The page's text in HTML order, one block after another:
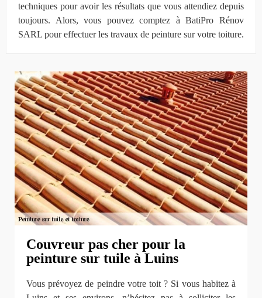
techniques pour avoir les résultats que vous attendiez depuis
toujours. Alors, vous pouvez comptez à BatiPro Rénov
SARL pour effectuer les travaux de peinture sur votre toiture.
Couvreur pas cher pour la
peinture sur tuile à Luins
Vous prévoyez de peindre votre toit ? Si vous habitez à